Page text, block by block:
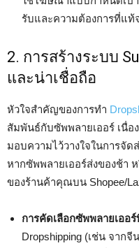
รับและความต้องการที่แท้
2. การสร้างระบบ
และน่าเชื่อถือ
หัวใจสำคัญของการทำ
สัมพันธ์กับซัพพลายเออร์ เนื่
มอบความไว้วางใจในการจั
หากซัพพลายเออร์ส่งของช้า
ของร้านค้าคุณบน Shopee/
การคัดเลือกซัพพลายเออ
Dropshipping (เช่น จา